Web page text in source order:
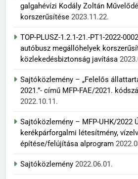
galgahévízi Kodály Zoltán
korszerűsítése 2023.11.22.
TOP-PLUSZ-1.2.1-21.-PT1-2022-
autóbusz megállóhelyek
közlekedésbiztonság javítása
Sajtóközlemény – „Felelős
2021.”- című MFP-FAE/2021.
2022.10.11.
Sajtóközlemény – MFP-UHK/2022
kerékpárforgalmi létesítmény,
építése/felújítása alprogram
Sajtóközlemény 2022.06.01.